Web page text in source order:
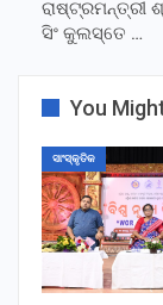
ରାଷ୍ଟ୍ରମନ୍ତ୍ରୀ
ସିଂ କୁଲସ୍ତେ …
You
ସାଂସ୍କୃତିକ